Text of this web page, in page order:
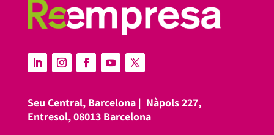
Seu Central, Barcelona | Nàpols 227,
Entresol, 08013 Barcelona